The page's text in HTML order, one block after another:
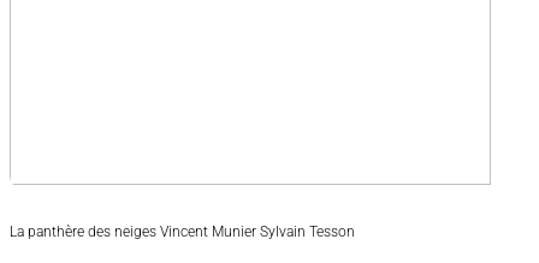
La panthère des neiges Vincent Munier Sylvain Tesson